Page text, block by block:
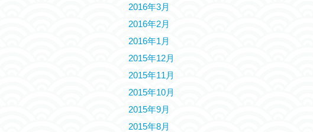
2016年3月
2016年2月
2016年1月
2015年12月
2015年11月
2015年10月
2015年9月
2015年8月